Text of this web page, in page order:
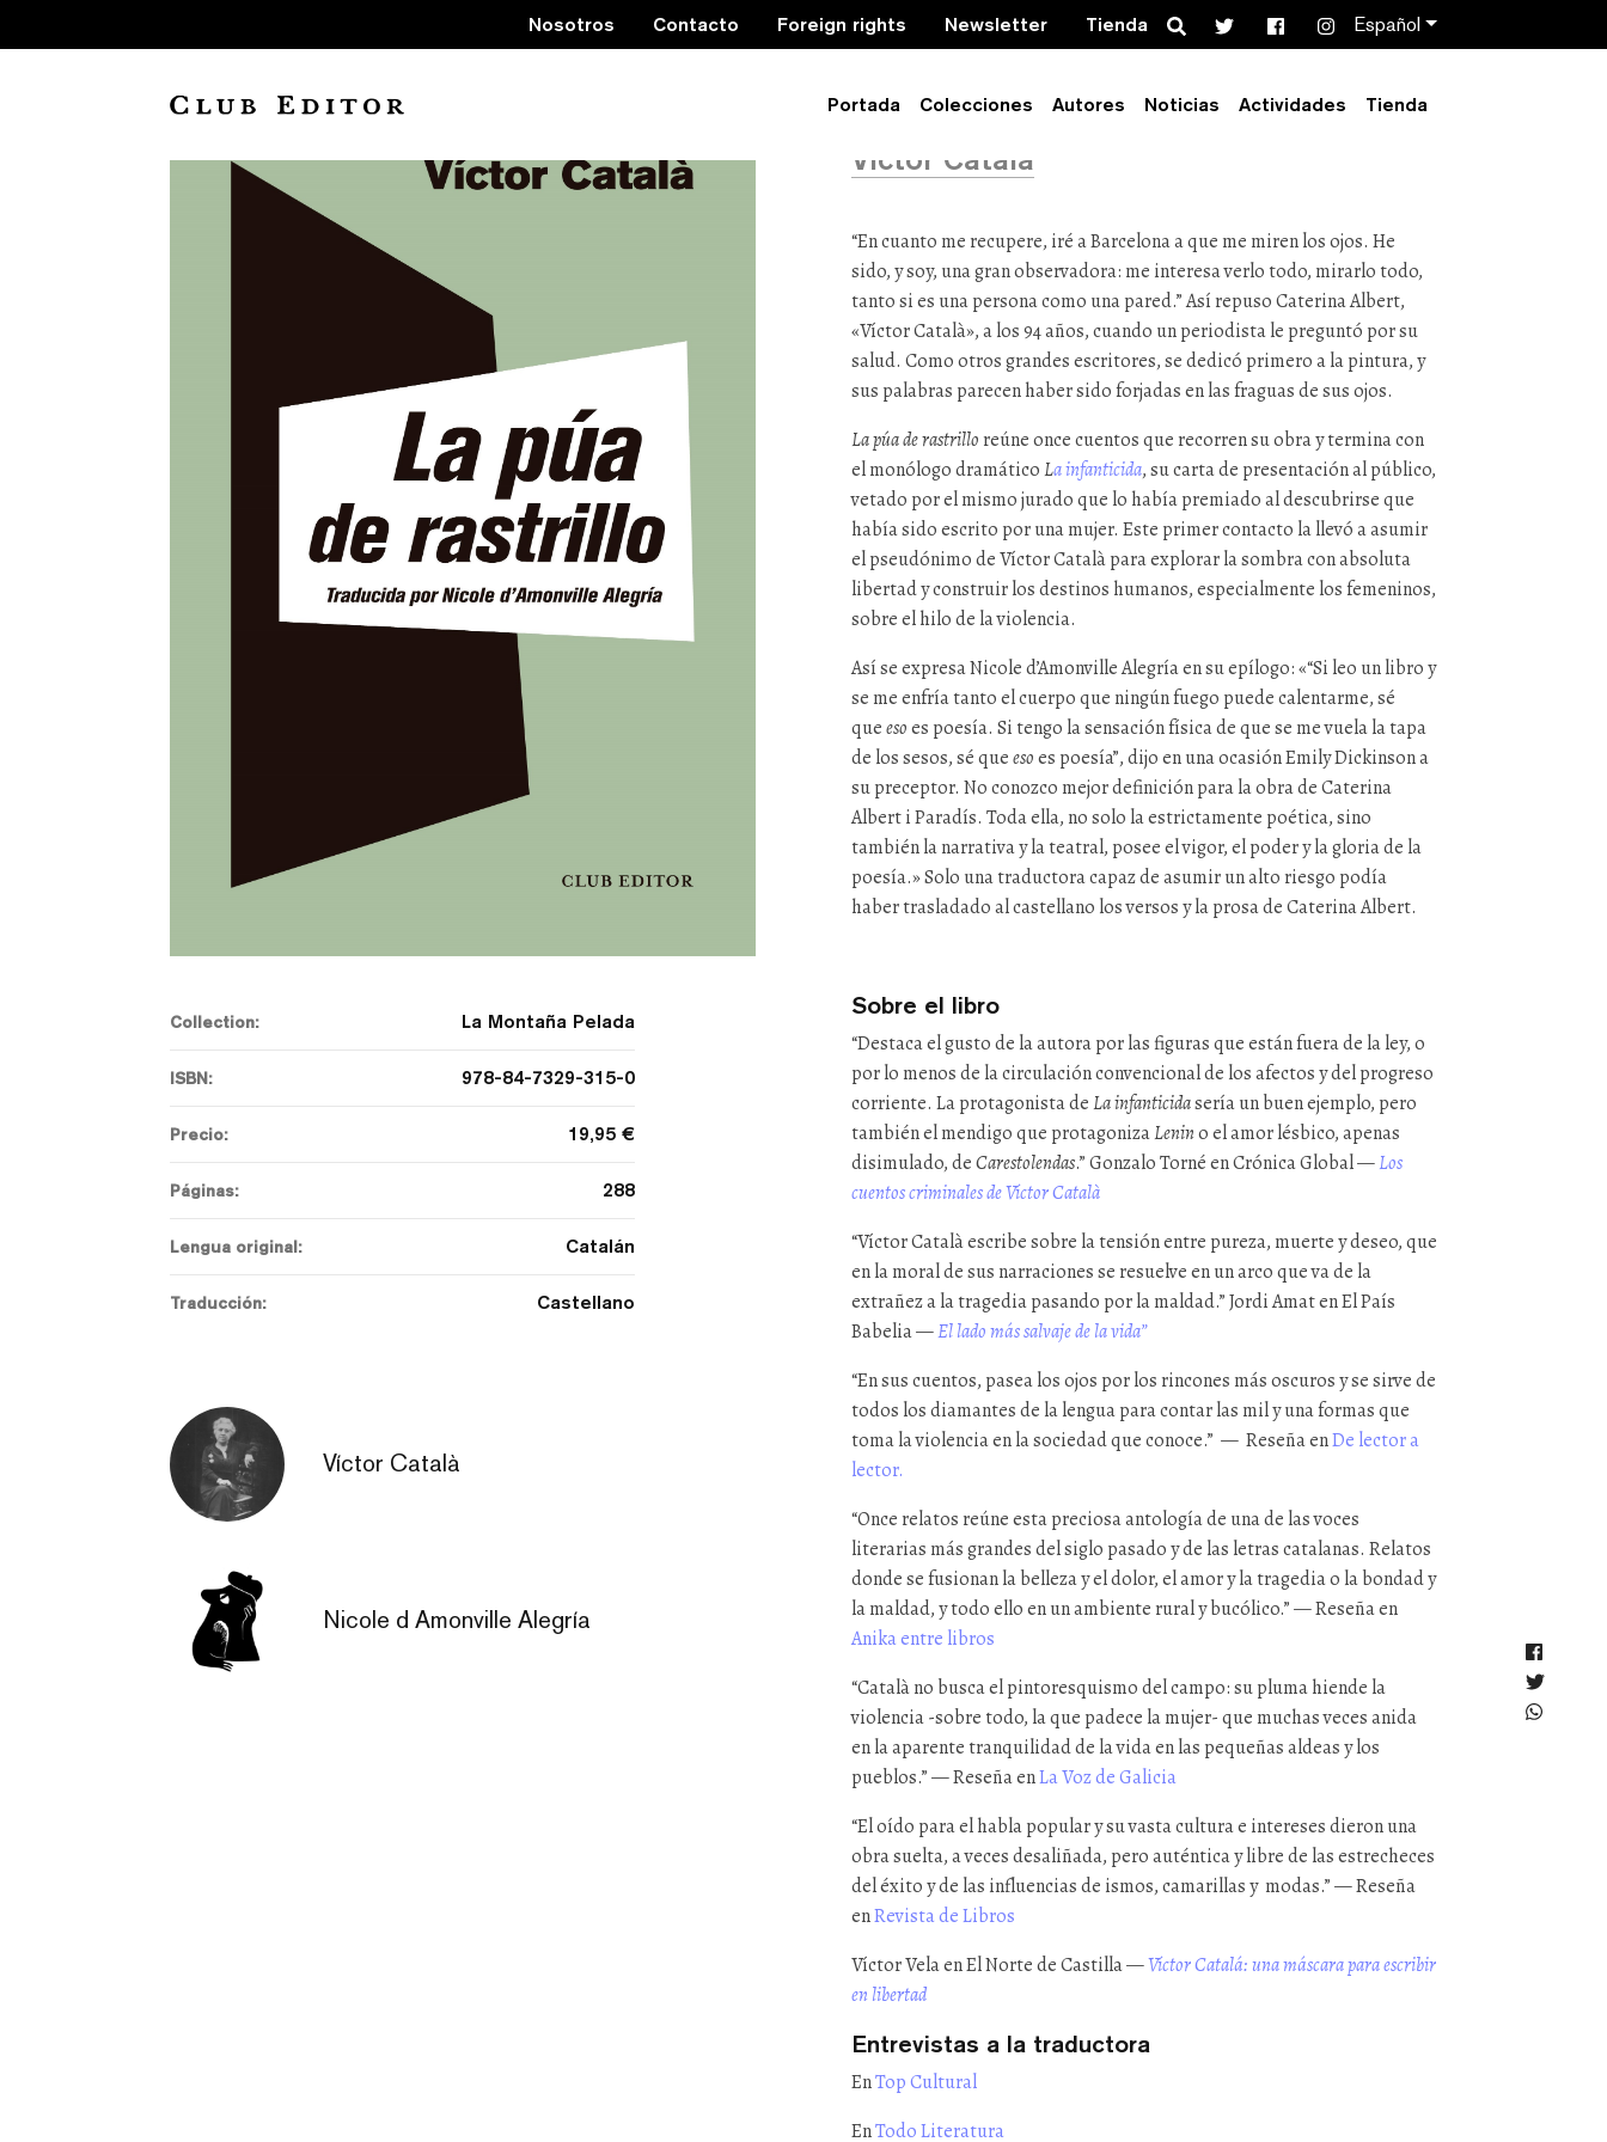
Nosotros Contacto Foreign rights Newsletter Tienda Search Español
Portada Colecciones Autores Noticias Actividades Tienda
Collection: La Montaña Pelada
ISBN: 978-84-7329-315-0
Precio: 19,95 €
Páginas: 288
Lengua original: Catalán
Traducción: Castellano
Víctor Català
Nicole d Amonville Alegría
La púa de rastrillo
Víctor Català
“En cuanto me recupere, iré a Barcelona a que me miren los ojos. He
sido, y soy, una gran observadora: me interesa verlo todo, mirarlo todo,
tanto si es una persona como una pared.” Así repuso Caterina Albert,
«Víctor Català», a los 94 años, cuando un periodista le preguntó por su
salud. Como otros grandes escritores, se dedicó primero a la pintura, y
sus palabras parecen haber sido forjadas en las fraguas de sus ojos.
La púa de rastrilloreúne once cuentos que recorren su obra y termina con
el monólogo dramáticoLa infanticida, su carta de presentación al público,
vetado por el mismo jurado que lo había premiado al descubrirse que
había sido escrito por una mujer. Este primer contacto la llevó a asumir
el pseudónimo de Víctor Català para explorar la sombra con absoluta
libertad y construir los destinos humanos, especialmente los femeninos,
sobre el hilo de la violencia.
Así se expresa Nicole d’Amonville Alegría en su epílogo: «“Si leo un libro y
se me enfría tanto el cuerpo que ningún fuego puede calentarme, sé
queesoes poesía. Si tengo la sensación física de que se me vuela la tapa
de los sesos, sé queesoes poesía”, dijo en una ocasión Emily Dickinson a
su preceptor. No conozco mejor definición para la obra de Caterina
Albert i Paradís. Toda ella, no solo la estrictamente poética, sino
también la narrativa y la teatral, posee el vigor, el poder y la gloria de la
poesía.» Solo una traductora capaz de asumir un alto riesgo podía
haber trasladado al castellano los versos y la prosa de Caterina Albert.
Sobre el libro
“Destaca el gusto de la autora por las figuras que están fuera de la ley, o
por lo menos de la circulación convencional de los afectos y del progreso
corriente. La protagonista deLa infanticidasería un buen ejemplo, pero
también el mendigo que protagonizaLenino el amor lésbico, apenas
disimulado, deCarestolendas.” Gonzalo Torné en Crónica Global —Los
cuentos criminales de Víctor Català
“Víctor Català escribe sobre la tensión entre pureza, muerte y deseo, que
en la moral de sus narraciones se resuelve en un arco que va de la
extrañez a la tragedia pasando por la maldad.” Jordi Amat en El País
Babelia —El lado más salvaje de la vida”
“En sus cuentos, pasea los ojos por los rincones más oscuros y se sirve de
todos los diamantes de la lengua para contar las mil y una formas que
toma la violencia en la sociedad que conoce.” — Reseña enDe lector a
lector.
“Once relatos reúne esta preciosa antología de una de las voces
literarias más grandes del siglo pasado y de las letras catalanas. Relatos
donde se fusionan la belleza y el dolor, el amor y la tragedia o la bondad y
la maldad, y todo ello en un ambiente rural y bucólico.” — Reseña en
Anika entre libros
“Català no busca el pintoresquismo del campo: su pluma hiende la
violencia -sobre todo, la que padece la mujer- que muchas veces anida
en la aparente tranquilidad de la vida en las pequeñas aldeas y los
pueblos.” — Reseña enLa Voz de Galicia
“El oído para el habla popular y su vasta cultura e intereses dieron una
obra suelta, a veces desaliñada, pero auténtica y libre de las estrecheces
del éxito y de las influencias de ismos, camarillas y modas.” — Reseña
enRevista de Libros
Víctor Vela en El Norte de Castilla —Víctor Catalá: una máscara para escribir
en libertad
Entrevistas a la traductora
EnTop Cultural
EnTodo Literatura